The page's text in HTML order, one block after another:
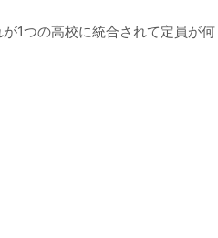
1つの高校に統合されて定員が何